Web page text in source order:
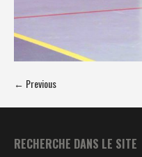
← Previous
RECHERCHE DANS LE SITE